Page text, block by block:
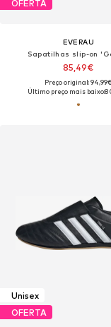
OFERTA
EVERAU
Sapatilhas slip-on
85,49€
Preço original: 94,99€
Último preço mais baixo:
Unisex
OFERTA